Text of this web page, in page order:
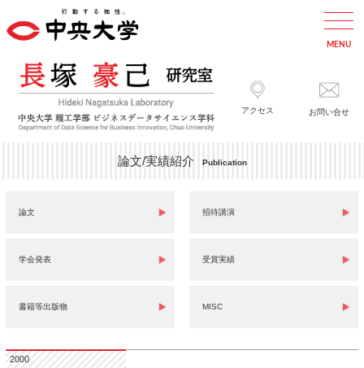
アクセス お問い合せ
論文/実績紹介 Publication
論文 招待講演
学会発表 受賞実績
書籍等出版物 MISC
2000